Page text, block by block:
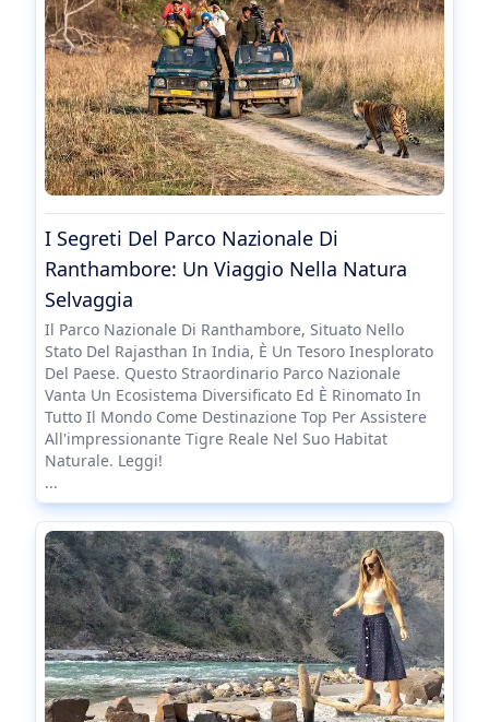
I Segreti Del Parco Nazionale Di
Ranthambore: Un Viaggio Nella Natura
Selvaggia
Il Parco Nazionale Di Ranthambore, Situato Nello
Stato Del Rajasthan In India, È Un Tesoro Inesplorato
Del Paese. Questo Straordinario Parco Nazionale
Vanta Un Ecosistema Diversificato Ed È Rinomato In
Tutto Il Mondo Come Destinazione Top Per Assistere
All'impressionante Tigre Reale Nel Suo Habitat
Naturale. Leggi!
...